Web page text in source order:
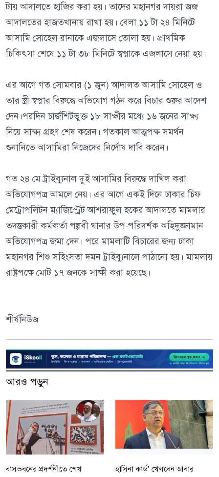
টায় আদালতে হাজির করা হয়। তাদের মহানগর দায়রা জজ
আদালতের হাজতখানায় রাখা হয়। বেলা ১১ টা ২৪ মিনিটে
আসামি সোহেল রানাকে এজলাসে তোলা হয়। প্রাথমিক
চিকিৎসা শেষে ১১ টা ৩৮ মিনিটে স্বপ্নাকে এজলাসে নেয়া হয়।
এর আগে গত সোমবার (১ জুন) আদালত আসামি সোহেল ও
তার স্ত্রী স্বপ্নার বিরুদ্ধে অভিযোগ গঠন করে বিচার শুরুর আদেশ
দেন।পরদিন চার্জশিটভুক্ত ১৮ সাক্ষীর মধ্যে ১৬ জনের সাক্ষ্য
নিয়ে সাক্ষ্য গ্রহণ শেষ করেন। গতকাল আত্মপক্ষ সমর্থন
শুনানিতে আসামিরা নিজেদের নির্দোষ দাবি করেন।
গত ২৪ মে ট্রাইব্যুনাল দুই আসামির বিরুদ্ধে দাখিল করা
অভিযোগপত্র আমলে নেয়। এর আগে একই দিনে ঢাকার চিফ
মেট্রোপলিটন ম্যাজিস্ট্রেট আশরাফুল হকের আদালতে মামলার
তদন্তকারী কর্মকর্তা পল্লবী থানার উপ-পরিদর্শক অহিদুজ্জামান
অভিযোগপত্র জমা দেন। পরে মামলাটি বিচারের জন্য ঢাকা
মহানগর শিশু সহিংসতা দমন ট্রাইব্যুনালে পাঠানো হয়। মামলায়
রাষ্ট্রপক্ষে মোট ১৭ জনকে সাক্ষী করা হয়েছে।
শীর্ষনিউজ
আরও পড়ুন
বাসভবনের প্রদর্শনীতে শেখ হাসিনা কার্ড’ খেলবেন আবার